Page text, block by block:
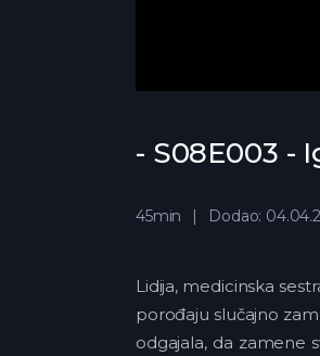
- S08E003 -
45min Dodao:
Lidija, medicinska
porođaju slučajno
odgajala, da zamene